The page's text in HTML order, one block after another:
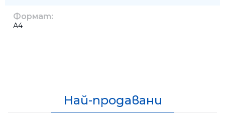
Формат:
А4
Най-продавани